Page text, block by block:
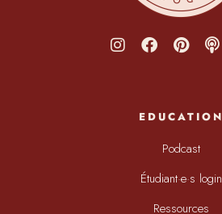
EDUCATION
Podcast
Étudiant·e·s login
Ressources